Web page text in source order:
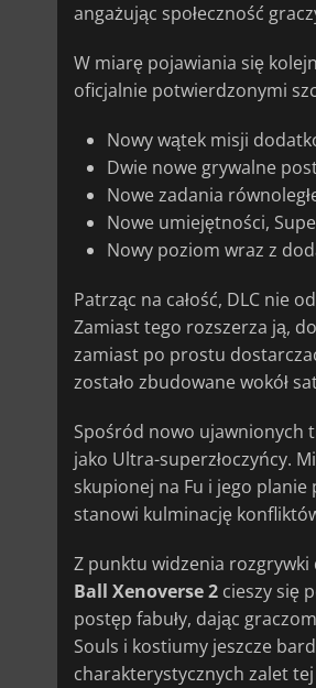
angażując społeczność
W miarę pojawiania się
oficjalnie potwierdzonymi
Nowy wątek misji
Dwie nowe grywalne
Nowe zadania
Nowe umiejętności,
Nowy poziom wraz z
Patrząc na całość, DLC nie
Zamiast tego rozszerza ją,
zamiast po prostu
zostało zbudowane wokół
Spośród nowo ujawnionych
jako Ultra-superzłoczyńcy.
skupionej na Fu i jego planie
stanowi kulminację
Z punktu widzenia
Ball Xenoverse 2 cieszy się
postęp fabuły, dając
Souls i kostiumy jeszcze
charakterystycznych zalet